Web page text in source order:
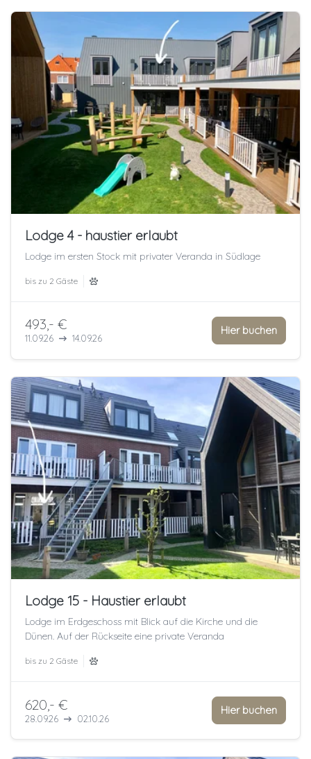
Lodge 4 - haustier erlaubt
Lodge im ersten Stock mit privater Veranda in Südlage
bis zu 2 Gäste
493,- €
11.09.26 14.09.26
Hier buchen
Lodge 15 - Haustier erlaubt
Lodge im Erdgeschoss mit Blick auf die Kirche und die
Dünen. Auf der Rückseite eine private Veranda
bis zu 2 Gäste
620,- €
28.09.26 02.10.26
Hier buchen